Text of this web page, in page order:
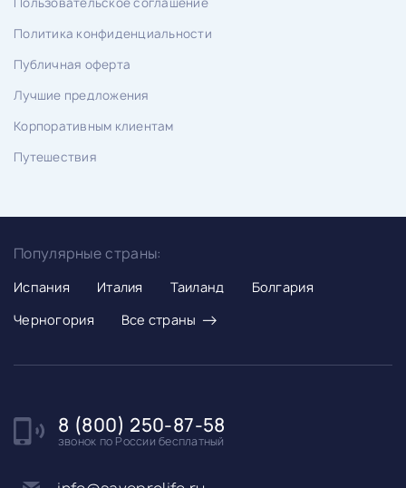
Политика конфиденциальности
Публичная оферта
Лучшие предложения
Корпоративным клиентам
Путешествия
Популярные страны:
Испания Италия Таиланд
Болгария
Черногория
Все страны →
8 (800) 250-87-58
звонок по России бесплатный